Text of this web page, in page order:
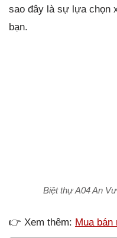
sao đây là sự lựa chọn
bạn.
Biệt thự A04 An
👉 Xem thêm: Mua bán